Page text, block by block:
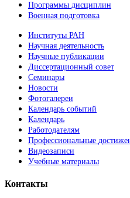
Программы дисциплин
Военная подготовка
Институты РАН
Научная деятельность
Научные публикации
Диссертационный совет
Семинары
Новости
Фотогалереи
Календарь событий
Календарь
Работодателям
Профессиональные
Видеозаписи
Учебные материалы
Контакты